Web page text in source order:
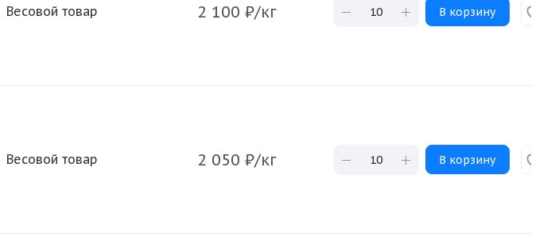
Весовой товар 2 100 ₽/кг В корзину
Весовой товар 2 050 ₽/кг В корзину